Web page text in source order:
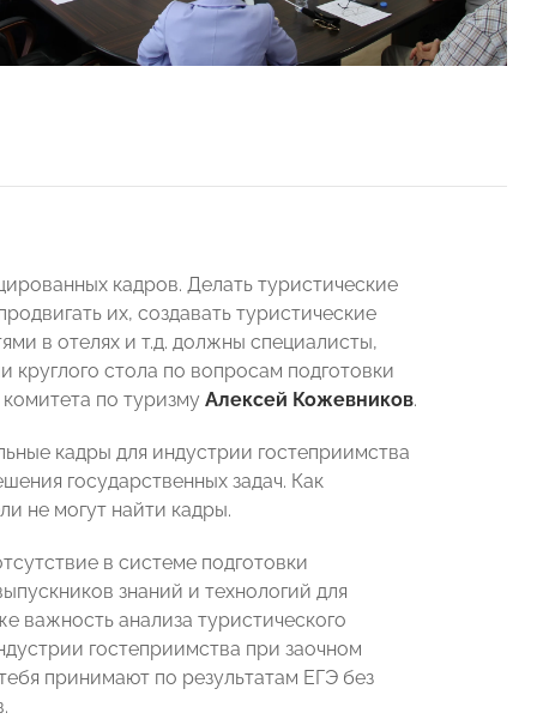
кадров. Делать туристические
их, создавать туристические
в отелях и т.д. должны специалисты,
круглого стола по вопросам подготовки
по туризму Алексей Кожевников.
кадры для индустрии гостеприимства
государственных задач. Как
не могут найти кадры.
в системе подготовки
знаний и технологий для
важность анализа туристического
гостеприимства при заочном
принимают по результатам ЕГЭ без